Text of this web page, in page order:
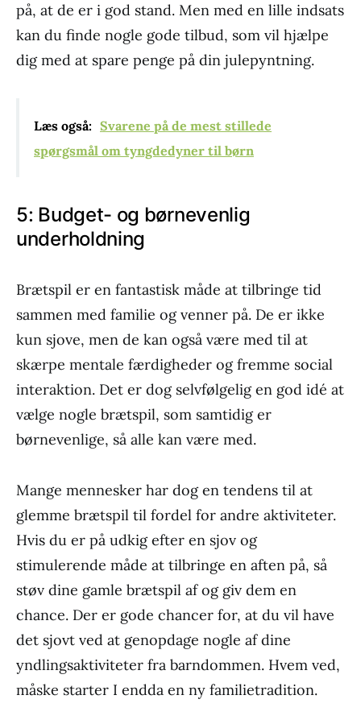
på, at de er i god stand. Men med en lille indsats
kan du finde nogle gode tilbud, som vil hjælpe
dig med at spare penge på din julepyntning.
Læs også: Svarene på de mest stillede
spørgsmål om tyngdedyner til børn
5: Budget- og børnevenlig
underholdning
Brætspil er en fantastisk måde at tilbringe tid
sammen med familie og venner på. De er ikke
kun sjove, men de kan også være med til at
skærpe mentale færdigheder og fremme social
interaktion. Det er dog selvfølgelig en god idé at
vælge nogle brætspil, som samtidig er
børnevenlige, så alle kan være med.
Mange mennesker har dog en tendens til at
glemme brætspil til fordel for andre aktiviteter.
Hvis du er på udkig efter en sjov og
stimulerende måde at tilbringe en aften på, så
støv dine gamle brætspil af og giv dem en
chance. Der er gode chancer for, at du vil have
det sjovt ved at genopdage nogle af dine
yndlingsaktiviteter fra barndommen. Hvem ved,
måske starter I endda en ny familietradition.